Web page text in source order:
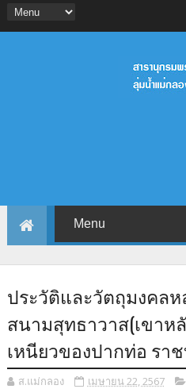
ประวัติและวัตถุมงคล
สนามสุทธาวาส(เขาห
เหนียวของปากท่อ รา
ส.แม่กลอง เมษายน 22, 2567